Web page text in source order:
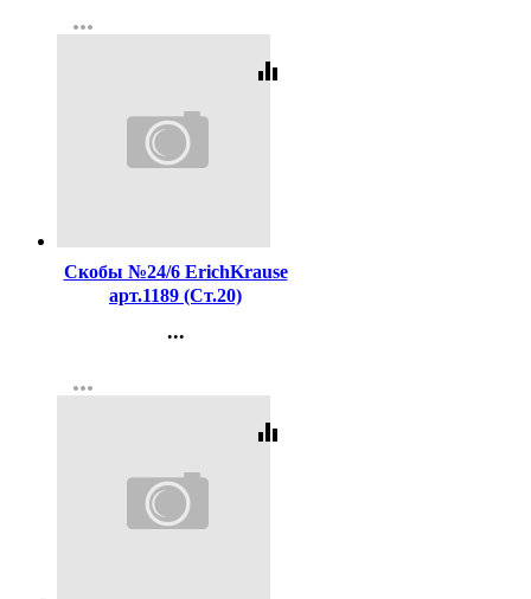
more_horiz
equalizer
Скобы №24/6 ErichKrause
арт.1189 (Ст.20)
...
Регистрация
more_horiz
equalizer